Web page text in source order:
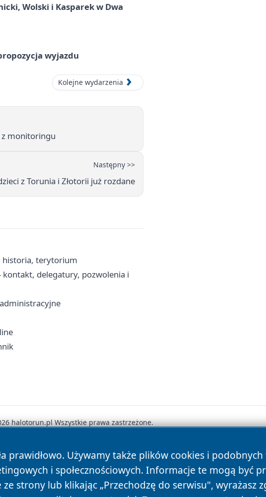
Wolski i Kasparek w Dwa
wyjazdu
Kolejne wydarzenia
z monitoringu
Następny >>
z Torunia i Złotorii już rozdane
historia, terytorium
delegatury, pozwolenia i
prawidłowo. Używamy także plików cookies i
i społecznościowych. Informacje te mogą być
strony lub klikając „Przechodzę do serwisu", wyrażasz
halotorun.pl Wszystkie prawa zastrzeżone.
Polityka Prywatności Polityka Cookies